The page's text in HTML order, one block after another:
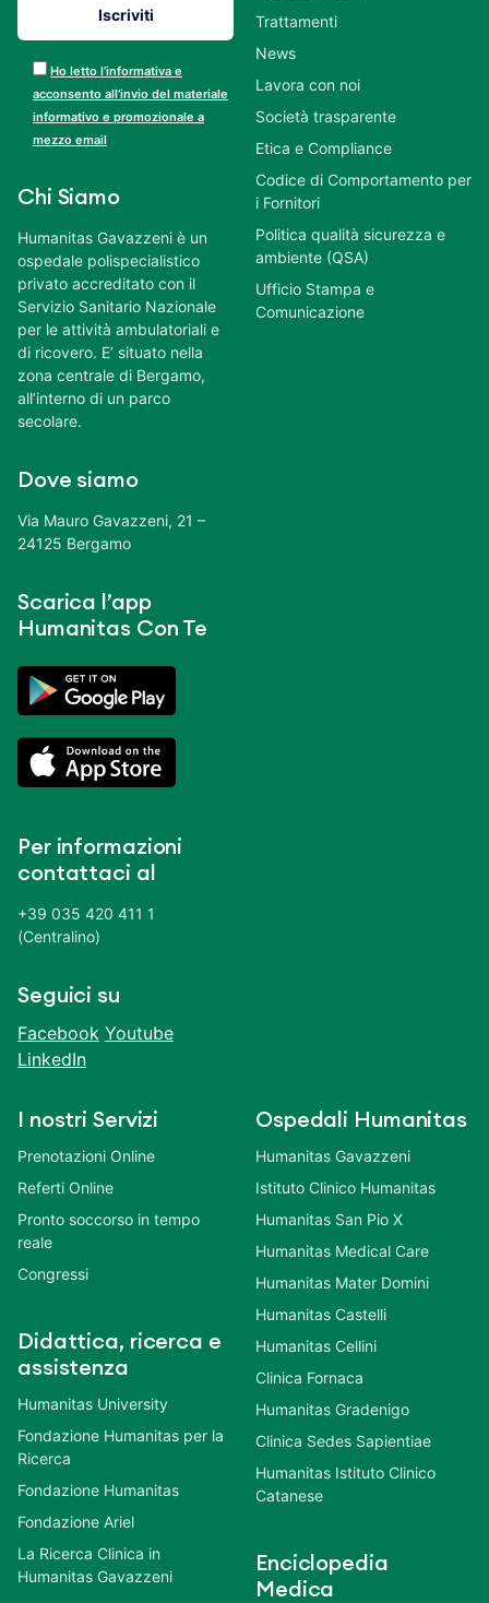
Ho letto l’informativa e
acconsento all’invio del materiale
informativo e promozionale a
mezzo email
Chi Siamo
Humanitas Gavazzeni è un
ospedale polispecialistico
privato accreditato con il
Servizio Sanitario Nazionale
per le attività ambulatoriali e
di ricovero. E’ situato nella
zona centrale di Bergamo,
all’interno di un parco
secolare.
Dove siamo
Via Mauro Gavazzeni, 21 –
24125 Bergamo
Scarica l’app
Humanitas Con Te
Per informazioni
contattaci al
+39 035 420 411 1
(Centralino)
Seguici su
Facebook Youtube
LinkedIn
Trattamenti
News
Lavora con noi
Società trasparente
Etica e Compliance
Codice di Comportamento per
i Fornitori
Politica qualità sicurezza e
ambiente (QSA)
Ufficio Stampa e
Comunicazione
I nostri Servizi
Prenotazioni Online
Referti Online
Pronto soccorso in tempo
reale
Congressi
Didattica, ricerca e
assistenza
Humanitas University
Fondazione Humanitas per la
Ricerca
Fondazione Humanitas
Fondazione Ariel
La Ricerca Clinica in
Humanitas Gavazzeni
Ospedali Humanitas
Humanitas Gavazzeni
Istituto Clinico Humanitas
Humanitas San Pio X
Humanitas Medical Care
Humanitas Mater Domini
Humanitas Castelli
Humanitas Cellini
Clinica Fornaca
Humanitas Gradenigo
Clinica Sedes Sapientiae
Humanitas Istituto Clinico
Catanese
Enciclopedia
Medica